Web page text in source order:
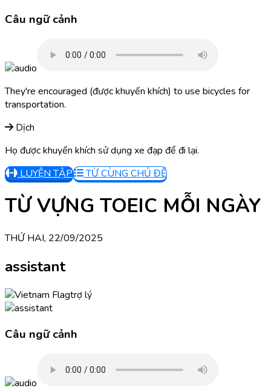
Câu ngữ cảnh
They're encouraged (được khuyến khích) to use bicycles for
transportation.
Dịch
Họ được khuyến khích sử dụng xe đạp để đi lại.
LUYỆN TẬP
TỪ CÙNG CHỦ ĐỀ
TỪ VỰNG TOEIC MỖI NGÀY
THỨ HAI, 22/09/2025
assistant
trợ lý
Câu ngữ cảnh